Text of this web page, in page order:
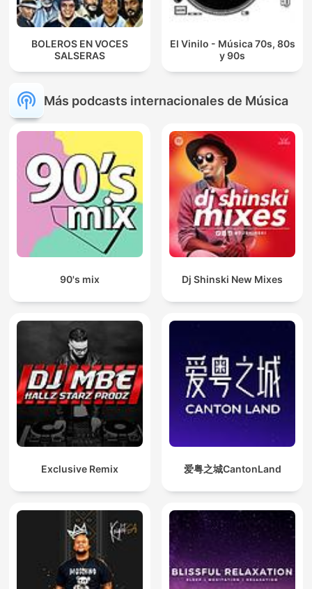
BOLEROS EN VOCES
SALSERAS
El Vinilo - Música 70s, 80s
y 90s
Más podcasts internacionales de Música
90's mix Dj Shinski New Mixes
Exclusive Remix 爱粤之城CantonLand